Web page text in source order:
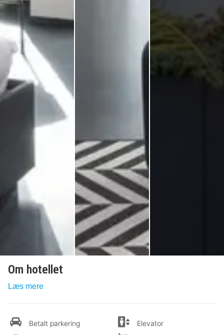
Om hotellet
Læs mere
Betalt parkering
Elevator